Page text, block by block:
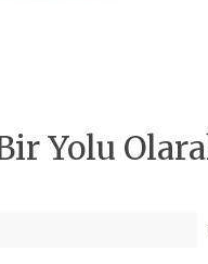
Yolu